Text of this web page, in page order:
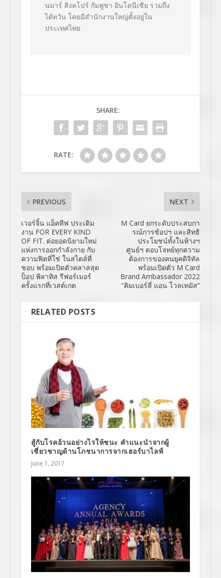
นมาร์ สิงคโปร์ กัมพูชา อินโดนีเซีย รวมถึง
ไต้หวัน โดยมีสำนักงานใหญ่ตั้งอยู่ใน
ประเทศไทย
SHARE:
RATE:
PREVIOUS
เวอร์จิ้น แอ็คทีฟ ประเดิม
งาน FOR EVERY KIND
OF FIT. ต่อยอดนิยามใหม่
แห่งการออกกำลังกาย กับ
ความฟิตที่ใช่ ในสไตล์ที่
ชอบ พร้อมเปิดตัวคลาสสุด
ป็อป พิลาทิส รีฟอร์เมอร์
ครั้งแรกที่เวสต์เกต
NEXT
M Card ยกระดับประสบกา
รณ์การช้อปฯ และสิทธิ
ประโยชน์ทั้งในห้างฯ
ศูนย์ฯ ตอบโจทย์ทุกความ
ต้องการของคนยุคดิจิทัล
พร้อมเปิดตัว M Card
Brand Ambassador 2022
“คิมเบอร์ลี่ แอน โวลเทมัส”
RELATED POSTS
สู้กับโรคอ้วนอย่างไรให้ชนะ คำแนะนำจากผู้
เชี่ยวชาญด้านโภชนาการจากเฮอร์บาไลฟ์
June 1, 2017